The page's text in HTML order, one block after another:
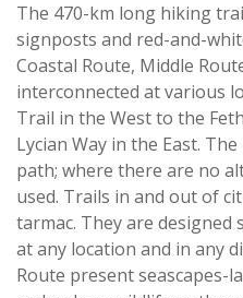
The 470-km long hiking
signposts and red-and-
Coastal Route, Middle
interconnected at various
Trail in the West to the
Lycian Way in the East.
path; where there are no
used. Trails in and out of
tarmac. They are
at any location and in any
Route present seascapes-